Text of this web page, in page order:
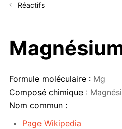
Réactifs
Formule moléculaire : Mg
Composé chimique :
Nom commun :
Page Wikipedia